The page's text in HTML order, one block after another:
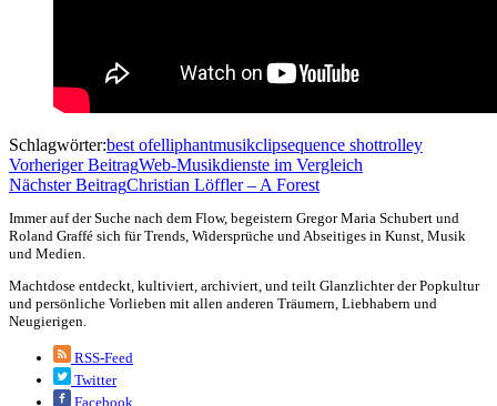
Schlagwörter:best ofelliphantmusikclipsequence shottrolley
Vorheriger BeitragWeb-Musikdienste im Vergleich
Nächster BeitragChristian Löffler – A Forest
Immer auf der Suche nach dem Flow, begeistern Gregor Maria Schubert und
Roland Graffé sich für Trends, Widersprüche und Abseitiges in Kunst, Musik
und Medien.
Machtdose entdeckt, kultiviert, archiviert, und teilt Glanzlichter der Popkultur
und persönliche Vorlieben mit allen anderen Träumern, Liebhabern und
Neugierigen.
RSS-Feed
Twitter
Facebook